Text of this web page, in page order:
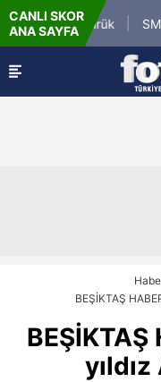
CANLI SKOR
ANA SAYFA
Karagümrük SMS
BEŞİKTAŞ
BEŞİKTAŞ